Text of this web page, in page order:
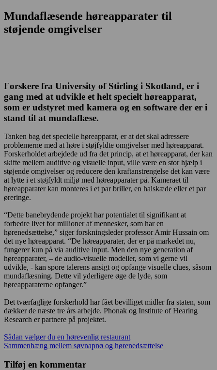
Mundaflæsende høreapparater til
støjende omgivelser
Forskere fra University of Stirling i Skotland, er i
gang med at udvikle et helt specielt høreapparat,
som er udstyret med kamera og en software der er i
stand til at mundaflæse.
Tanken bag det specielle høreapparat, er at det skal adressere
problemerne med at høre i støjfyldte omgivelser med høreapparat.
Forskerholdet arbejdede ud fra det princip, at et høreapparat, der kan
skifte mellem auditive og visuelle input, ville være en stor hjælp i
støjende omgivelser og reducere den kraftanstrengelse det kan være
at lytte i et støjfyldt miljø med høreapparater på. Kameraet til
høreapparater kan monteres i et par briller, en halskæde eller et par
øreringe.
“Dette banebrydende projekt har potentialet til signifikant at
forbedre livet for millioner af mennesker, som har en
hørenedsættelse,” siger forskningsleder professor Amir Hussain om
det nye høreapparat. “De høreapparater, der er på markedet nu,
fungerer kun på via auditive input. Men den nye generation af
høreapparater, – de audio-visuelle modeller, som vi gerne vil
udvikle, - kan spore talerens ansigt og opfange visuelle clues, såsom
mundaflæsning. Dette vil yderligere øge de lyde, som
høreapparaterne opfanger.”
Det tværfaglige forskerhold har fået bevilliget midler fra staten, som
dækker de næste tre års arbejde. Phonak og Institute of Hearing
Research er partnere på projektet.
Indlægsnavigation
Sådan vælger du en hørevenlig restaurant
Sammenhæng mellem søvnapnø og hørenedsættelse
Tilføj en kommentar